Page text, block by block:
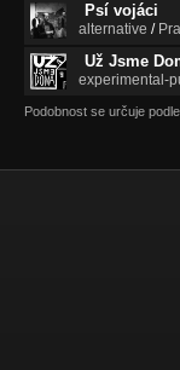
Psí vojáci
alternative /
Už Jsme
experimental-
Podobnost se určuje